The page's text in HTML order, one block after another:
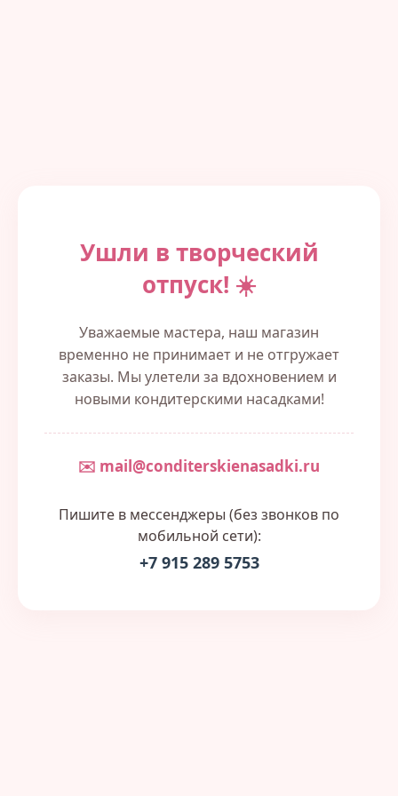
Ушли в творческий
отпуск! ☀️
Уважаемые мастера, наш магазин
временно не принимает и не отгружает
заказы. Мы улетели за вдохновением и
новыми кондитерскими насадками!
✉️ mail@conditerskienasadki.ru
Пишите в мессенджеры (без звонков по
мобильной сети):
+7 915 289 5753